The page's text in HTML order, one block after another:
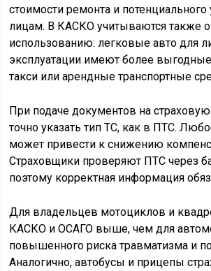
стоимости ремонта и
лицам. В КАСКО учитываются также
использованию: легковые авто для
эксплуатации имеют более
такси или арендные транспортные
При подаче документов на
точно указать тип ТС, как в ПТС.
может привести к снижению
Страховщики проверяют ПТС через
поэтому корректная информация
Для владельцев мотоциклов и
КАСКО и ОСАГО выше, чем для
повышенного риска травматизма и
Аналогично, автобусы и прицепы